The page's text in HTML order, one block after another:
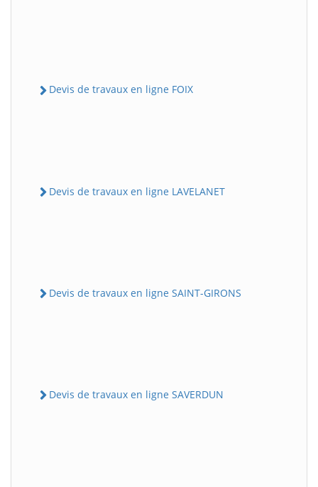
Devis de travaux en ligne FOIX
Devis de travaux en ligne LAVELANET
Devis de travaux en ligne SAINT-GIRONS
Devis de travaux en ligne SAVERDUN